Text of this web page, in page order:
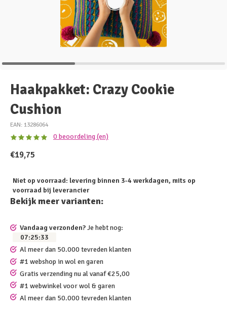
Haakpakket: Crazy Cookie
Cushion
EAN: 13286064
0 beoordeling (en)
€19,75
Niet op voorraad: levering binnen 3-4 werkdagen, mits op
voorraad bij leverancier
Bekijk meer varianten:
Vandaag verzonden?Je hebt nog:
07:25:33
Al meer dan 50.000 tevreden klanten
#1 webshop in wol en garen
Gratis verzending nu al vanaf €25,00
#1 webwinkel voor wol & garen
Al meer dan 50.000 tevreden klanten